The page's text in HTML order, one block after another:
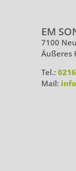
EM
7100
Äußeres
Tel.:
Mail: